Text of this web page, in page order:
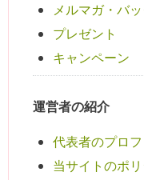
メルマガ・バ
プレゼント
キャンペーン
運営者の紹介
代表者のプロ
当サイトのポ